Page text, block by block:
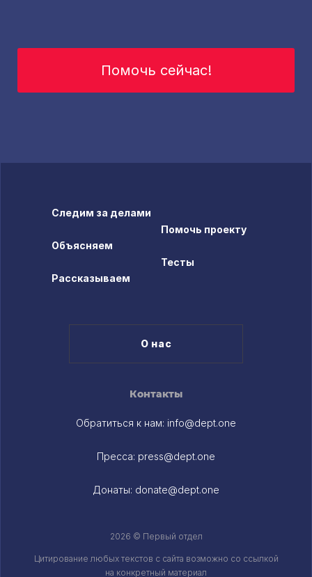
Помочь сейчас!
Контакты
Обратиться к нам: info@dept.one
Пресса: press@dept.one
Донаты: donate@dept.one
Следим за делами
Объясняем
Рассказываем
Помочь проекту
Тесты
О нас
2026 © Первый отдел
Цитирование любых текстов c сайта возможно со ссылкой
на конкретный материал